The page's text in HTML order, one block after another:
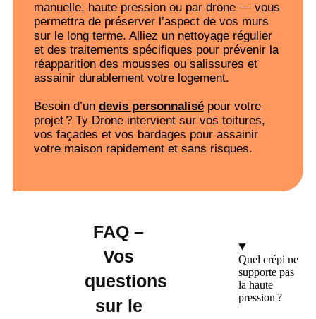
manuelle, haute pression ou par drone — vous
permettra de préserver l’aspect de vos murs
sur le long terme. Alliez un nettoyage régulier
et des traitements spécifiques pour prévenir la
réapparition des mousses ou salissures et
assainir durablement votre logement.
Besoin d’un devis personnalisé pour votre
projet ? Ty Drone intervient sur vos toitures,
vos façades et vos bardages pour assainir
votre maison rapidement et sans risques.
FAQ –
Vos
questions
sur le
Quel crépi ne
supporte pas
la haute
pression ?